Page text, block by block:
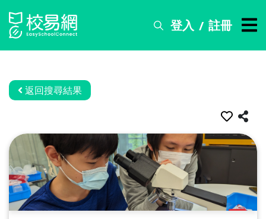
登入 / 註冊
搜
務
資
訊
關
於
我
返回搜尋結果